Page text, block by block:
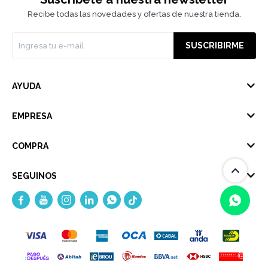
(0/4)
Recibe todas las novedades y ofertas de nuestra tienda.
SUSCRIBIRME
AYUDA
EMPRESA
COMPRA
SEGUINOS
    